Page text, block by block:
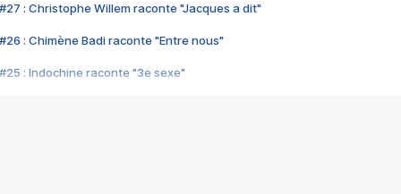
#27 : Christophe Willem raconte "Jacques a dit"
#26 : Chimène Badi raconte "Entre nous"
#25 : Indochine raconte "3e sexe"